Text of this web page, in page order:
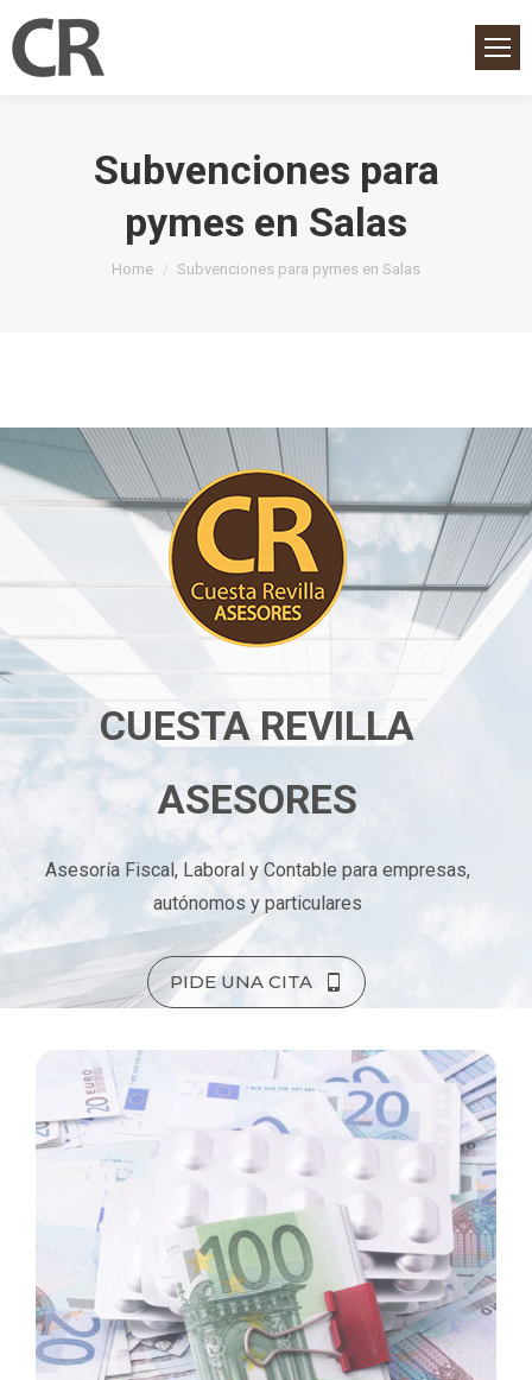
Subvenciones para
pymes en Salas
You are here:
Home Subvenciones para pymes en Salas
CUESTA REVILLA
ASESORES
Asesoría Fiscal, Laboral y Contable para empresas,
autónomos y particulares
PIDE UNA CITA